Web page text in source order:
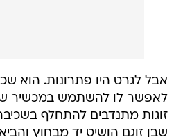
אבל לגרט היו פתרונות. הוא
לאפשר לו להשתמש במכשיר
זוגות מתנדבים להתחלף
שבן זוגם הושיט יד מבחוץ